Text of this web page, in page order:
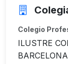
Colegio
ILUSTRE
BARCELONA